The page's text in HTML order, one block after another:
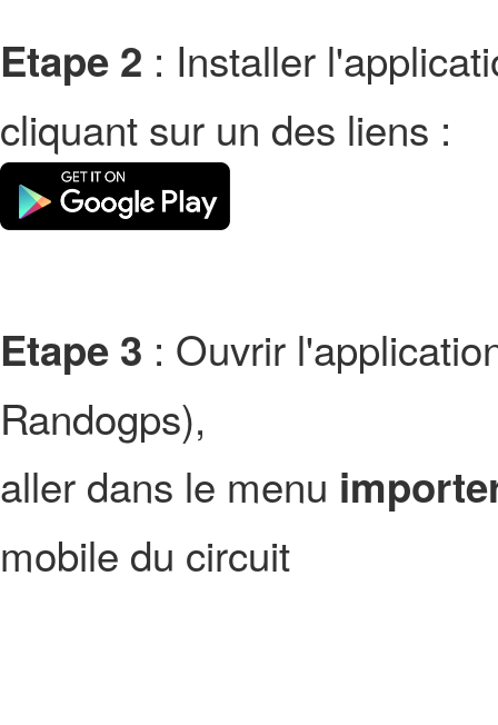
Etape 2 : Installer
cliquant sur un des liens :
Etape 3 : Ouvrir
Randogps),
aller dans le menu
mobile du circuit